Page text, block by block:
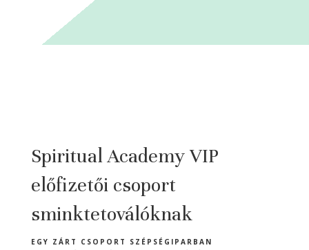
Spiritual Academy VIP
előfizetői csoport
sminktetoválóknak
EGY ZÁRT CSOPORT SZÉPSÉGIPARBAN